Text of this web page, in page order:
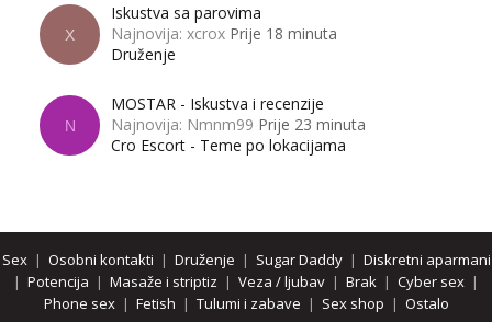
X
Iskustva sa parovima
Najnovija: xcrox Prije 18 minuta
Druženje
N
MOSTAR - Iskustva i recenzije
Najnovija: Nmnm99 Prije 23 minuta
Cro Escort - Teme po lokacijama
Sex| Osobni kontakti | Druženje | Sugar Daddy| Diskretni aparmani
| Potencija | Masaže i striptiz | Veza / ljubav | Brak | Cyber sex |
Phone sex| Fetish | Tulumi i zabave | Sex shop | Ostalo